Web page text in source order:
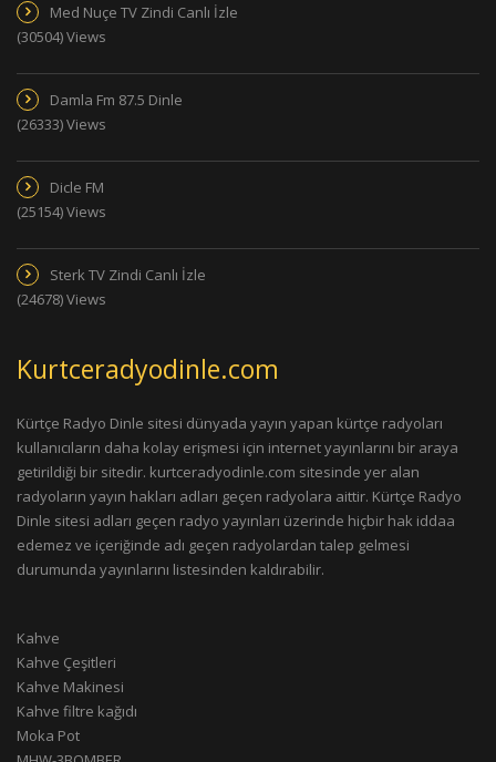
Med Nuçe TV Zindi Canlı İzle
(30504) Views
Damla Fm 87.5 Dinle
(26333) Views
Dicle FM
(25154) Views
Sterk TV Zindi Canlı İzle
(24678) Views
Kurtceradyodinle.com
Kürtçe Radyo Dinle sitesi dünyada yayın yapan kürtçe radyoları
kullanıcıların daha kolay erişmesi için internet yayınlarını bir araya
getirildiği bir sitedir. kurtceradyodinle.com sitesinde yer alan
radyoların yayın hakları adları geçen radyolara aittir. Kürtçe Radyo
Dinle sitesi adları geçen radyo yayınları üzerinde hiçbir hak iddaa
edemez ve içeriğinde adı geçen radyolardan talep gelmesi
durumunda yayınlarını listesinden kaldırabilir.
Kahve
Kahve Çeşitleri
Kahve Makinesi
Kahve filtre kağıdı
Moka Pot